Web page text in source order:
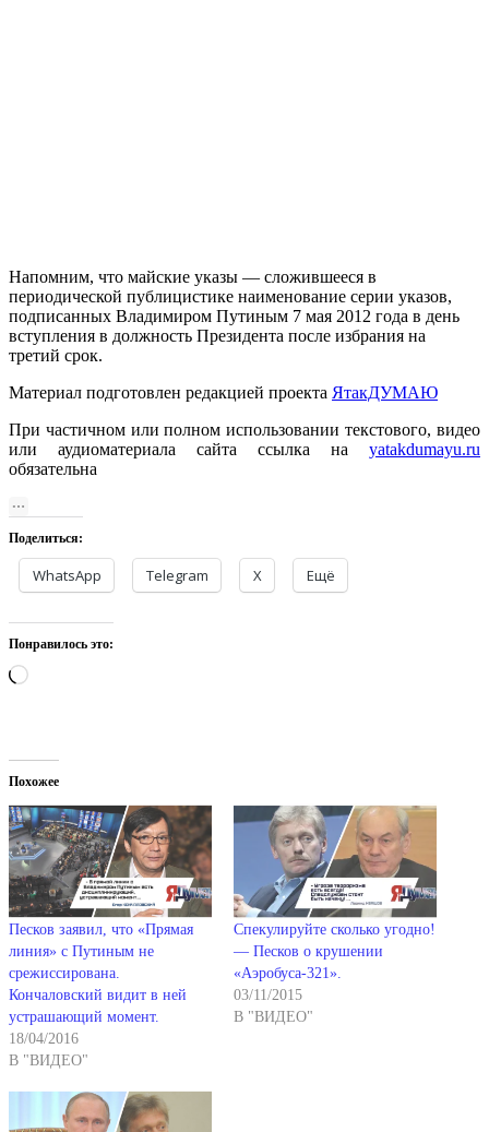
Напомним, что майские указы — сложившееся в
периодической публицистике наименование серии указов,
подписанных Владимиром Путиным 7 мая 2012 года в день
вступления в должность Президента после избрания на
третий срок.
Материал подготовлен редакцией проекта ЯтакДУМАЮ
При частичном или полном использовании текстового, видео
или аудиоматериала сайта ссылка на yatakdumayu.ru
обязательна
Поделиться:
WhatsApp Telegram X Ещё
Понравилось это:
Загрузка…
Похожее
Песков заявил, что «Прямая
линия» с Путиным не
срежиссирована.
Кончаловский видит в ней
устрашающий момент.
18/04/2016
В "ВИДЕО"
Спекулируйте сколько угодно!
— Песков о крушении
«Аэробуса-321».
03/11/2015
В "ВИДЕО"